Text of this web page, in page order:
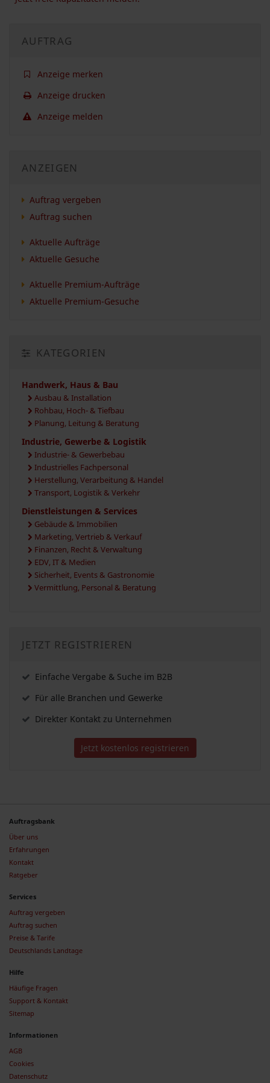
AUFTRAG
Anzeige merken
Anzeige drucken
Anzeige melden
ANZEIGEN
Auftrag vergeben
Auftrag suchen
Aktuelle Aufträge
Aktuelle Gesuche
Aktuelle Premium-Aufträge
Aktuelle Premium-Gesuche
KATEGORIEN
Handwerk, Haus & Bau
Ausbau & Installation
Rohbau, Hoch- & Tiefbau
Planung, Leitung & Beratung
Industrie, Gewerbe & Logistik
Industrie- & Gewerbebau
Industrielles Fachpersonal
Herstellung, Verarbeitung & Handel
Transport, Logistik & Verkehr
Dienstleistungen & Services
Gebäude & Immobilien
Marketing, Vertrieb & Verkauf
Finanzen, Recht & Verwaltung
EDV, IT & Medien
Sicherheit, Events & Gastronomie
Vermittlung, Personal & Beratung
JETZT REGISTRIEREN
Einfache Vergabe & Suche im B2B
Für alle Branchen und Gewerke
Direkter Kontakt zu Unternehmen
Jetzt kostenlos registrieren
Auftragsbank
Über uns
Erfahrungen
Kontakt
Ratgeber
Services
Auftrag vergeben
Auftrag suchen
Preise & Tarife
Deutschlands Landtage
Hilfe
Häufige Fragen
Support & Kontakt
Sitemap
Informationen
AGB
Cookies
Datenschutz